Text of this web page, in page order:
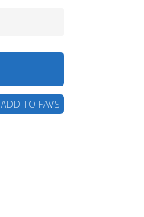
ADD TO FAVS